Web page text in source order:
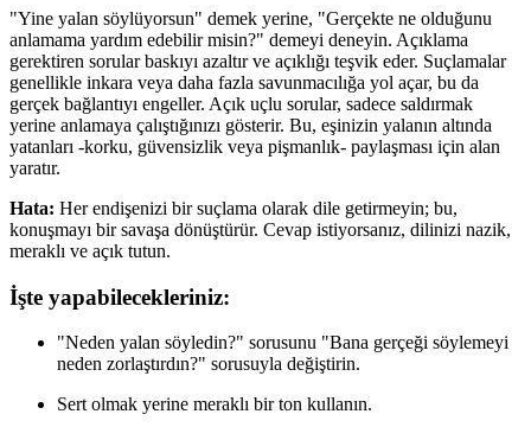
"Yine yalan söylüyorsun" demek yerine, "Gerçekte ne olduğunu
anlamama yardım edebilir misin?" demeyi deneyin. Açıklama
gerektiren sorular baskıyı azaltır ve açıklığı teşvik eder. Suçlamalar
genellikle inkara veya daha fazla savunmacılığa yol açar, bu da
gerçek bağlantıyı engeller. Açık uçlu sorular, sadece saldırmak
yerine anlamaya çalıştığınızı gösterir. Bu, eşinizin yalanın altında
yatanları -korku, güvensizlik veya pişmanlık- paylaşması için alan
yaratır.
Hata: Her endişenizi bir suçlama olarak dile getirmeyin; bu,
konuşmayı bir savaşa dönüştürür. Cevap istiyorsanız, dilinizi nazik,
meraklı ve açık tutun.
İşte yapabilecekleriniz:
"Neden yalan söyledin?" sorusunu "Bana gerçeği söylemeyi
neden zorlaştırdın?" sorusuyla değiştirin.
Sert olmak yerine meraklı bir ton kullanın.